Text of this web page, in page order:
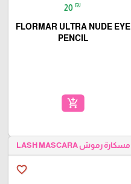
20 ₪
FLORMAR ULTRA NUDE EYE
PENCIL
add_shopping_cart
مسكارة رموش LASH MASCARA
favorite_border